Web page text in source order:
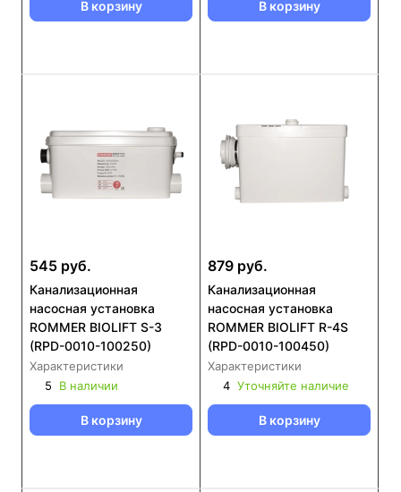
В корзину В корзину
545 руб.
Канализационная
насосная установка
ROMMER BIOLIFT S-3
(RPD-0010-100250)
Характеристики
5
В наличии
В корзину
879 руб.
Канализационная
насосная установка
ROMMER BIOLIFT R-4S
(RPD-0010-100450)
Характеристики
4 Уточняйте наличие
В корзину